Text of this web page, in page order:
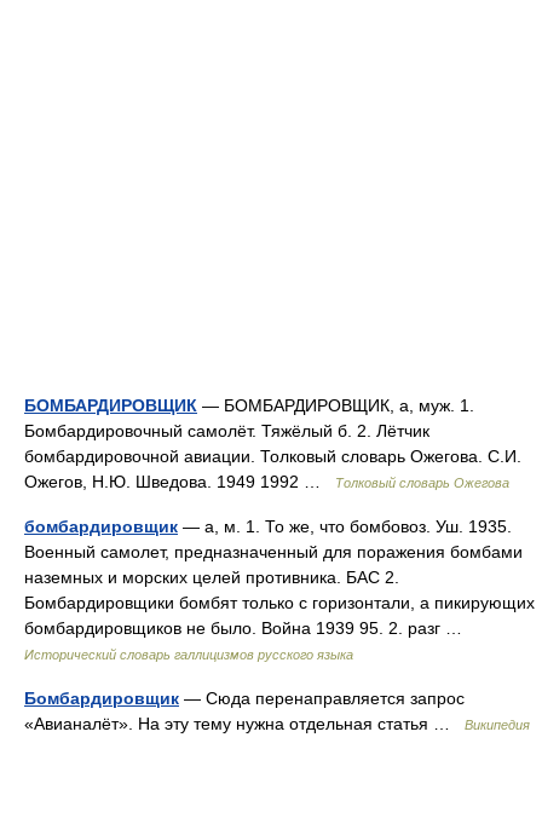
БОМБАРДИРОВЩИК — БОМБАРДИРОВЩИК, а, муж. 1.
Бомбардировочный самолёт. Тяжёлый б. 2. Лётчик
бомбардировочной авиации. Толковый словарь Ожегова. С.И.
Ожегов, Н.Ю. Шведова. 1949 1992 …
Толковый словарь Ожегова
бомбардировщик — а, м. 1. То же, что бомбовоз. Уш. 1935.
Военный самолет, предназначенный для поражения бомбами
наземных и морских целей противника. БАС 2.
Бомбардировщики бомбят только с горизонтали, а пикирующих
бомбардировщиков не было. Война 1939 95. 2. разг …
Исторический словарь галлицизмов русского языка
Бомбардировщик — Сюда перенаправляется запрос
«Авианалёт». На эту тему нужна отдельная статья …
Википедия